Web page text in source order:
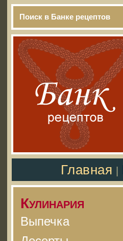
Поиск в Банке рецептов
Главная
Кулинария
Выпечка